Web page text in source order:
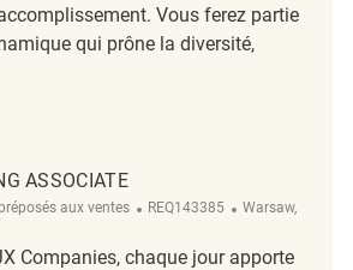
Vous ferez partie
qui prône la diversité,
Associate REQ131421
ASSOCIATE
aux ventes ReqId
REQ143385 Emplacement
Warsaw,
Companies, chaque jour apporte